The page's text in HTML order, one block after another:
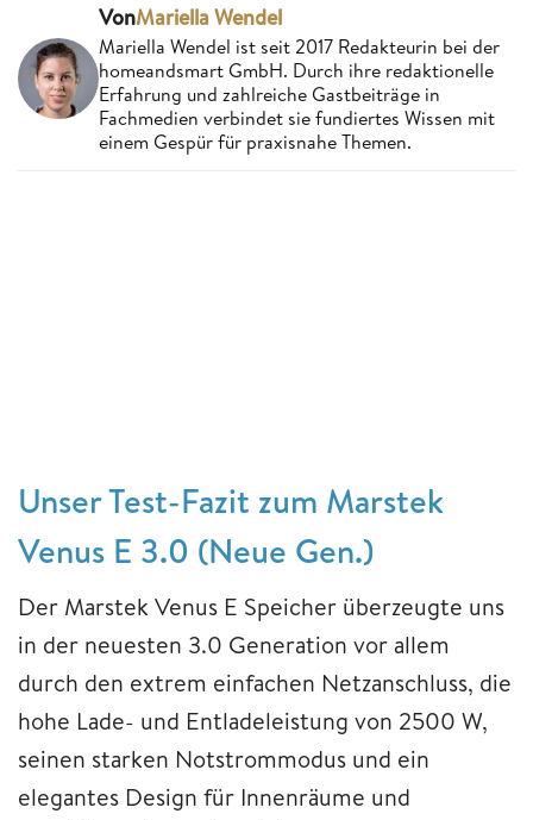
VonMariella Wendel
Mariella Wendel ist seit 2017 Redakteurin bei der
homeandsmart GmbH. Durch ihre redaktionelle
Erfahrung und zahlreiche Gastbeiträge in
Fachmedien verbindet sie fundiertes Wissen mit
einem Gespür für praxisnahe Themen.
Unser Test-Fazit zum Marstek
Venus E 3.0 (Neue Gen.)
Der Marstek Venus E Speicher überzeugte uns
in der neuesten 3.0 Generation vor allem
durch den extrem einfachen Netzanschluss, die
hohe Lade- und Entladeleistung von 2500 W,
seinen starken Notstrommodus und ein
elegantes Design für Innenräume und